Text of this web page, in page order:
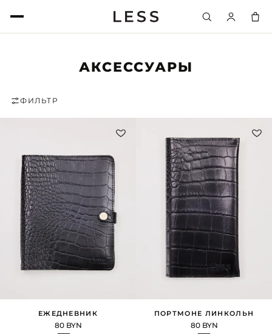
АКСЕССУАРЫ
ФИЛЬТР
ЕЖЕДНЕВНИК
80 BYN
ПОРТМОНЕ ЛИНКОЛЬН
80 BYN